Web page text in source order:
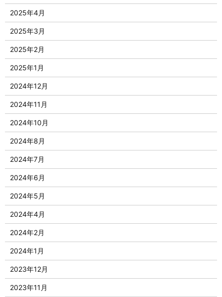
2025年4月
2025年3月
2025年2月
2025年1月
2024年12月
2024年11月
2024年10月
2024年8月
2024年7月
2024年6月
2024年5月
2024年4月
2024年2月
2024年1月
2023年12月
2023年11月